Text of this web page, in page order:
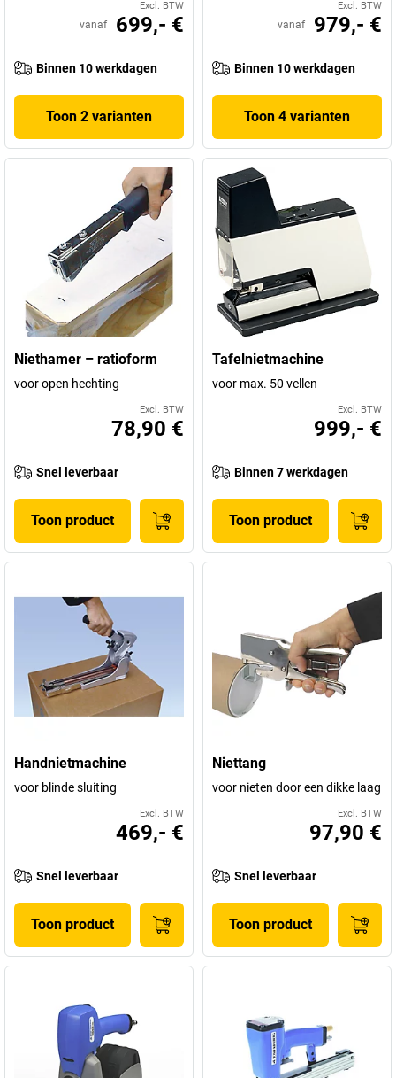
Excl. BTW
vanaf 699,- €
Binnen 10 werkdagen
Toon 2 varianten
Excl. BTW
vanaf 979,- €
Binnen 10 werkdagen
Toon 4 varianten
Niethamer – ratioform
voor open hechting
Excl. BTW
78,90 €
Snel leverbaar
Toon product
Tafelnietmachine
voor max. 50 vellen
Excl. BTW
999,- €
Binnen 7 werkdagen
Toon product
Handnietmachine
voor blinde sluiting
Excl. BTW
469,- €
Snel leverbaar
Toon product
Niettang
voor nieten door een dikke laag
Excl. BTW
97,90 €
Snel leverbaar
Toon product